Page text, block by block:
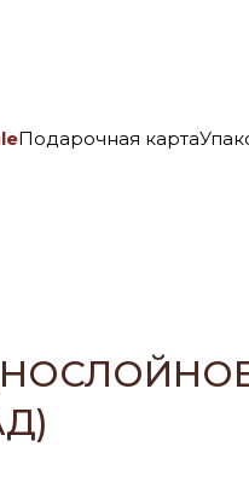
Подарочная карта